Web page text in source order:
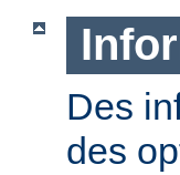
Des
des